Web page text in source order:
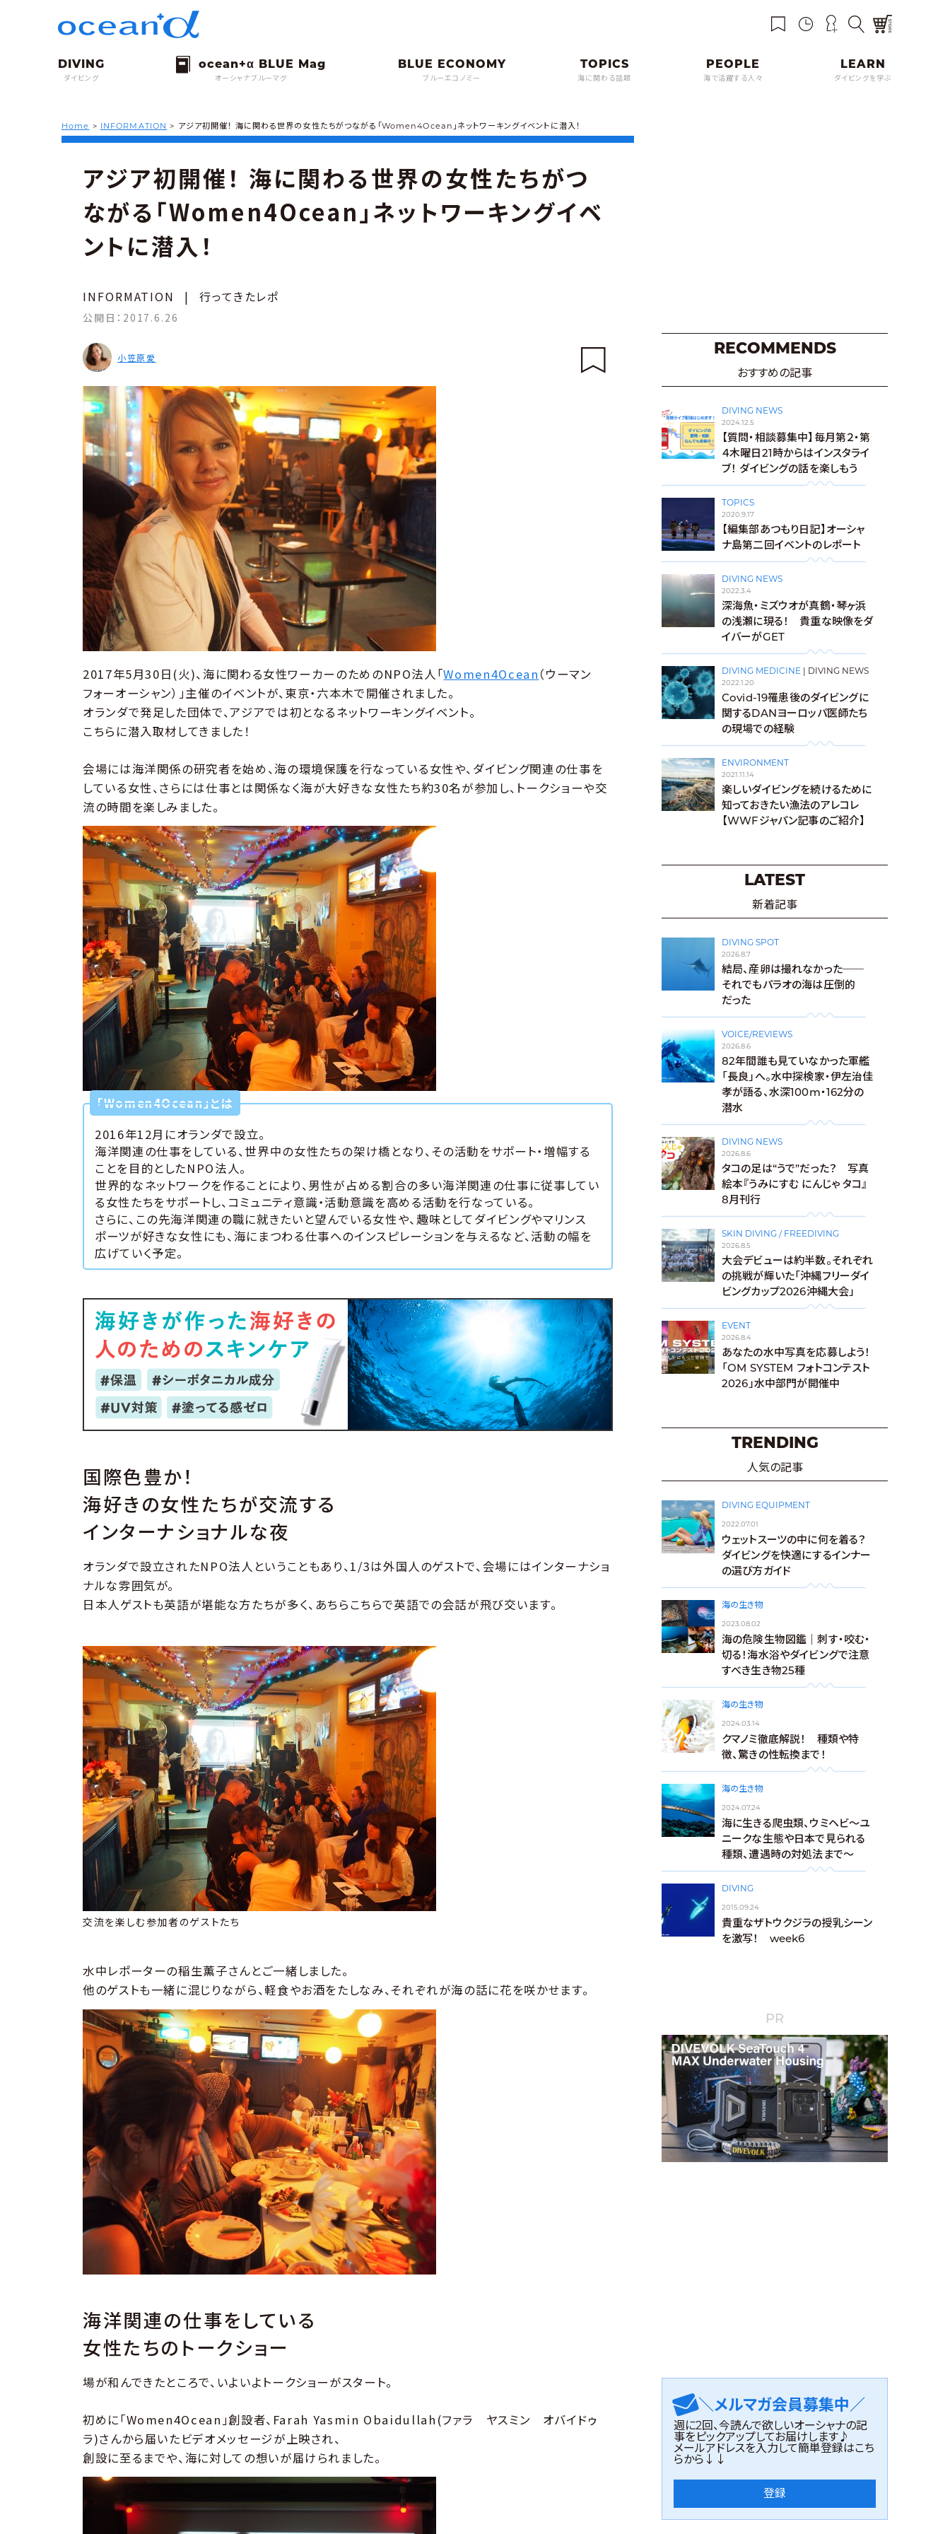
ダイビング オーシャナブルーマグ ブルーエコノミー 海に関わる話題 海で活躍する人々 ダイビングを学ぶ
Home > INFORMATION > アジア初開催！ 海に関わる世界の女性たちがつながる「Women4Ocean」ネットワーキングイベントに潜入！
アジア初開催！ 海に関わる世界の女性たちがつ
ながる「Women4Ocean」ネットワーキングイベ
ントに潜入！
INFORMATION | 行ってきたレポ
公開日： 2017.6.26
小笠原愛
2017年5月30日(火)、海に関わる女性ワーカーのためのNPO法人「Women4Ocean （ウーマン
フォーオーシャン）」主催のイベントが、東京・六本木で開催されました。
オランダで発足した団体で、アジアでは初となるネットワーキングイベント。
こちらに潜入取材してきました！
会場には海洋関係の研究者を始め、海の環境保護を行なっている女性や、ダイビング関連の仕事を
している女性、さらには仕事とは関係なく海が大好きな女性たち約30名が参加し、トークショーや交
流の時間を楽しみました。
「Women4Ocean」とは
2016年12月にオランダで設立。
海洋関連の仕事をしている、世界中の女性たちの架け橋となり、その活動をサポート・増幅する
ことを目的としたNPO法人。
世界的なネットワークを作ることにより、男性が占める割合の多い海洋関連の仕事に従事してい
る女性たちをサポートし、コミュニティ意識・活動意識を高める活動を行なっている。
さらに、この先海洋関連の職に就きたいと望んでいる女性や、趣味としてダイビングやマリンス
ポーツが好きな女性にも、海にまつわる仕事へのインスピレーションを与えるなど、活動の幅を
広げていく予定。
国際色豊か！
海好きの女性たちが交流する
インターナショナルな夜
オランダで設立されたNPO法人ということもあり、1/3は外国人のゲストで、会場にはインターナショ
ナルな雰囲気が。
日本人ゲストも英語が堪能な方たちが多く、あちらこちらで英語での会話が飛び交います。
交流を楽しむ参加者のゲストたち
水中レポーターの稲生薫子さんとご一緒しました。
他のゲストも一緒に混じりながら、軽食やお酒をたしなみ、それぞれが海の話に花を咲かせます。
海洋関連の仕事をしている
女性たちのトークショー
場が和んできたところで、いよいよトークショーがスタート。
初めに「Women4Ocean」創設者、Farah Yasmin Obaidullah(ファラ ヤスミン オバイドゥ
ラ)さんから届いたビデオメッセージが上映され、
創設に至るまでや、海に対しての想いが届けられました。
RECOMMENDS
おすすめの記事
DIVING NEWS
2024.12.5
【質問・相談募集中】毎月第２・第
４木曜日21時からはインスタライ
ブ！ ダイビングの話を楽しもう
TOPICS
2020.9.17
【編集部あつもり日記】オーシャ
ナ島第二回イベントのレポート
DIVING NEWS
2022.3.4
深海魚・ミズウオが真鶴・琴ヶ浜
の浅瀬に現る！ 貴重な映像をダ
イバーがGET
DIVING MEDICINE | DIVING NEWS
2022.1.20
Covid-19罹患後のダイビングに
関するDANヨーロッパ医師たち
の現場での経験
ENVIRONMENT
2021.11.14
楽しいダイビングを続けるために
知っておきたい漁法のアレコレ
【WWFジャパン記事のご紹介】
LATEST
新着記事
DIVING SPOT
2026.8.7
結局、産卵は撮れなかった──
それでもパラオの海は圧倒的
だった
VOICE/REVIEWS
2026.8.6
82年間誰も見ていなかった軍艦
「長良」へ。水中探検家・伊左治佳
孝が語る、水深100m・162分の
潜水
DIVING NEWS
2026.8.6
タコの足は“うで”だった？ 写真
絵本『うみにすむ にんじゃ タコ』
8月刊行
SKIN DIVING / FREEDIVING
2026.8.5
大会デビューは約半数。それぞれ
の挑戦が輝いた「沖縄フリーダイ
ビングカップ2026沖縄大会」
EVENT
2026.8.4
あなたの水中写真を応募しよう！
「OM SYSTEM フォトコンテスト
2026」水中部門が開催中
TRENDING
人気の記事
DIVING EQUIPMENT
2022.07.01
ウェットスーツの中に何を着る？
ダイビングを快適にするインナー
の選び方ガイド
海の生き物
2023.08.02
海の危険生物図鑑｜刺す・咬む・
切る！海水浴やダイビングで注意
すべき生き物25種
海の生き物
2024.03.14
クマノミ徹底解説！ 種類や特
徴、驚きの性転換まで！
海の生き物
2024.07.24
海に生きる爬虫類、ウミヘビ～ユ
ニークな生態や日本で見られる
種類、遭遇時の対処法まで～
DIVING
2015.09.24
貴重なザトウクジラの授乳シーン
を激写！ week6
PR
＼メルマガ会員募集中／
週に2回、今読んで欲しいオーシャナの記
事をピックアップしてお届けします♪
メールアドレスを入力して簡単登録はこち
らから↓↓
登録